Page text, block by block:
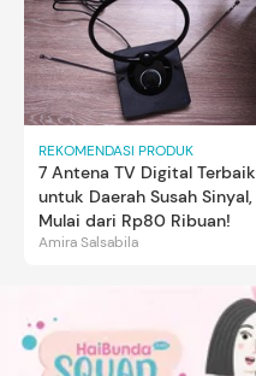
REKOMENDASI PRODUK
7 Antena TV Digital Terbaik
untuk Daerah Susah Sinyal,
Mulai dari Rp80 Ribuan!
Amira Salsabila